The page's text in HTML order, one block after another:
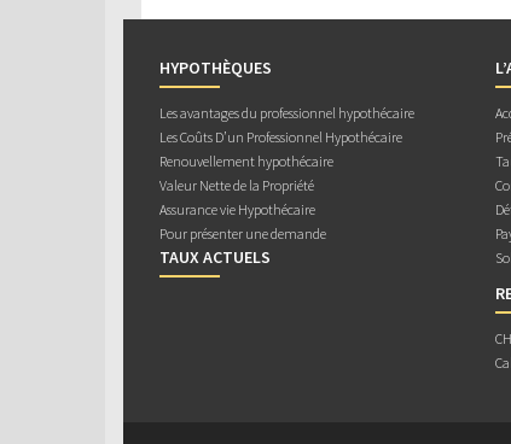
HYPOTHÈQUES
Les avantages du professionnel hypothécaire
Les Coûts D’un Professionnel Hypothécaire
Renouvellement hypothécaire
Valeur Nette de la Propriété
Assurance vie Hypothécaire
Pour présenter une demande
TAUX ACTUELS